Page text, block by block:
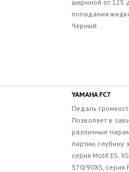
шириной от 125
попадания
Черный...
YAMAHA FC7
Педаль
Позволяет в
различные
партии, глубину
серия Motif ES,
S70/90XS, cерия